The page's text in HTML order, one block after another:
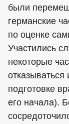
были
германские
по оценке
Участились
некоторые
отказываться
подготовке
его начала).